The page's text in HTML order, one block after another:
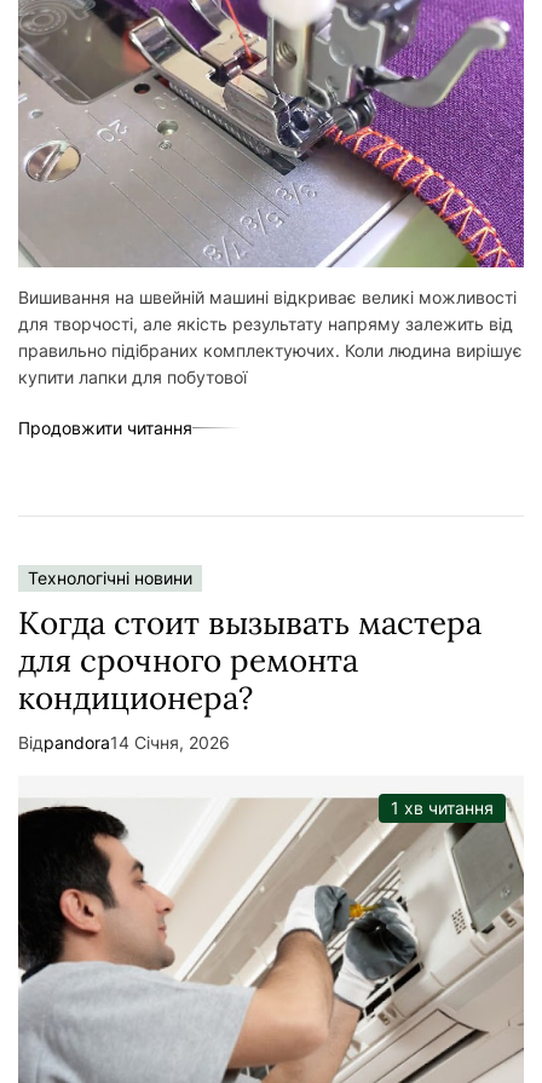
Вишивання на швейній машині відкриває великі можливості
для творчості, але якість результату напряму залежить від
правильно підібраних комплектуючих. Коли людина вирішує
купити лапки для побутової
Продовжити читання
Технологічні новини
Когда стоит вызывать мастера
для срочного ремонта
кондиционера?
Відpandora14 Січня, 2026
1 хв читання